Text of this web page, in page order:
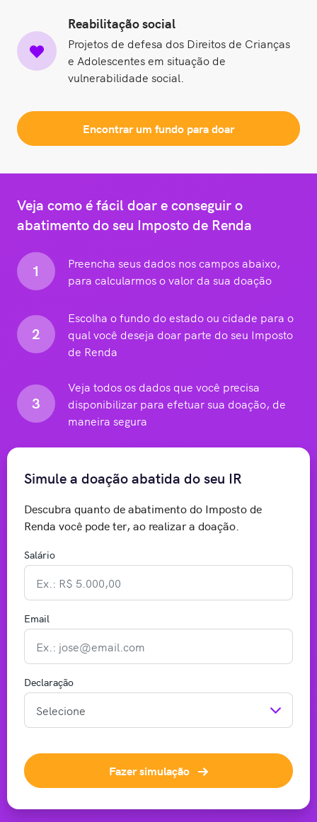
Reabilitação social
Projetos de defesa dos Direitos de Crianças
e Adolescentes em situação de
vulnerabilidade social.
Encontrar um fundo para doar
Veja como é fácil doar e conseguir o
abatimento do seu Imposto de Renda
1
Preencha seus dados nos campos abaixo,
para calcularmos o valor da sua doação
2
Escolha o fundo do estado ou cidade para o
qual você deseja doar parte do seu Imposto
de Renda
3
Veja todos os dados que você precisa
disponibilizar para efetuar sua doação, de
maneira segura
Simule a doação abatida do seu IR
Descubra quanto de abatimento do Imposto de
Renda você pode ter, ao realizar a doação.
Salário
Email
Declaração
Fazer simulação